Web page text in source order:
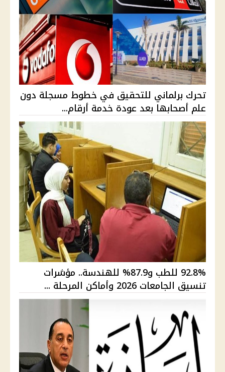
تحرك برلماني للتحقيق في خطوط مسجلة دون
علم أصحابها بعد عودة خدمة أرقام...
92.8% للطب و87.9% للهندسة.. مؤشرات
تنسيق الجامعات 2026 وأماكن المرحلة ...